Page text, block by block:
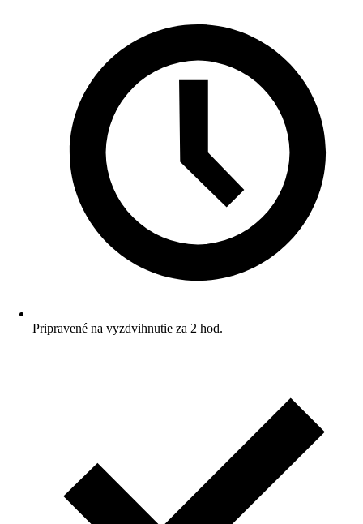
Pripravené na vyzdvihnutie za 2 hod.